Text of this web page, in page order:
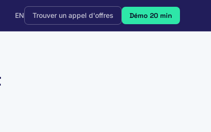
EN Trouver un appel d'offres Démo 20 min